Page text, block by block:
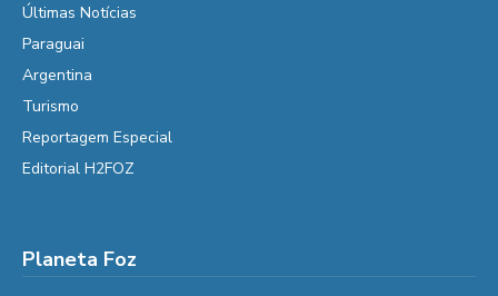
Últimas Notícias
Paraguai
Argentina
Turismo
Reportagem Especial
Editorial H2FOZ
Planeta Foz